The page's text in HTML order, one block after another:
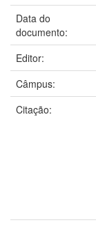
Data do
documento:
Editor:
Câmpus:
Citação: